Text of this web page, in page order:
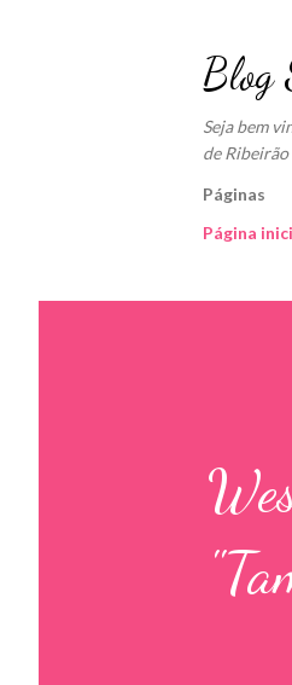
Blog
Seja bem
de
Páginas
Página